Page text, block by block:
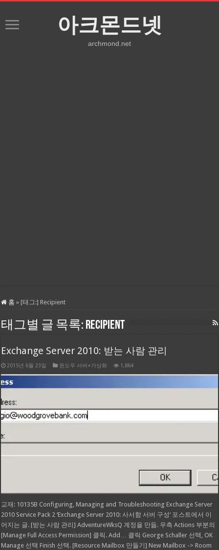
아크몬드넷
archmond.net
홈 » [태그:]Recipient
태그별 글 목록: Recipient
Exchange Server 2010: 받는 사람 관리
2015년 6월 23일 윈도우 서버+가상화 1,864
교재: 10135B Configuring, Managing and Troubleshooting Exchange Server
2010 Service Pack 2 ‘Exchange Server 2010: 사서함 서버 구성‘ 포스트에서 이
어지는 글. [받는 사람 관리] AdventureWksQ 계정을 만듦. 우측 Actions 부분의
[Manage Full Access Permission] 클릭. Add… 클릭 George Schaller 선택, OK
Manage 선택 Finish 선택. [Resource Mailbox 만들기] New Mailbox -> Room